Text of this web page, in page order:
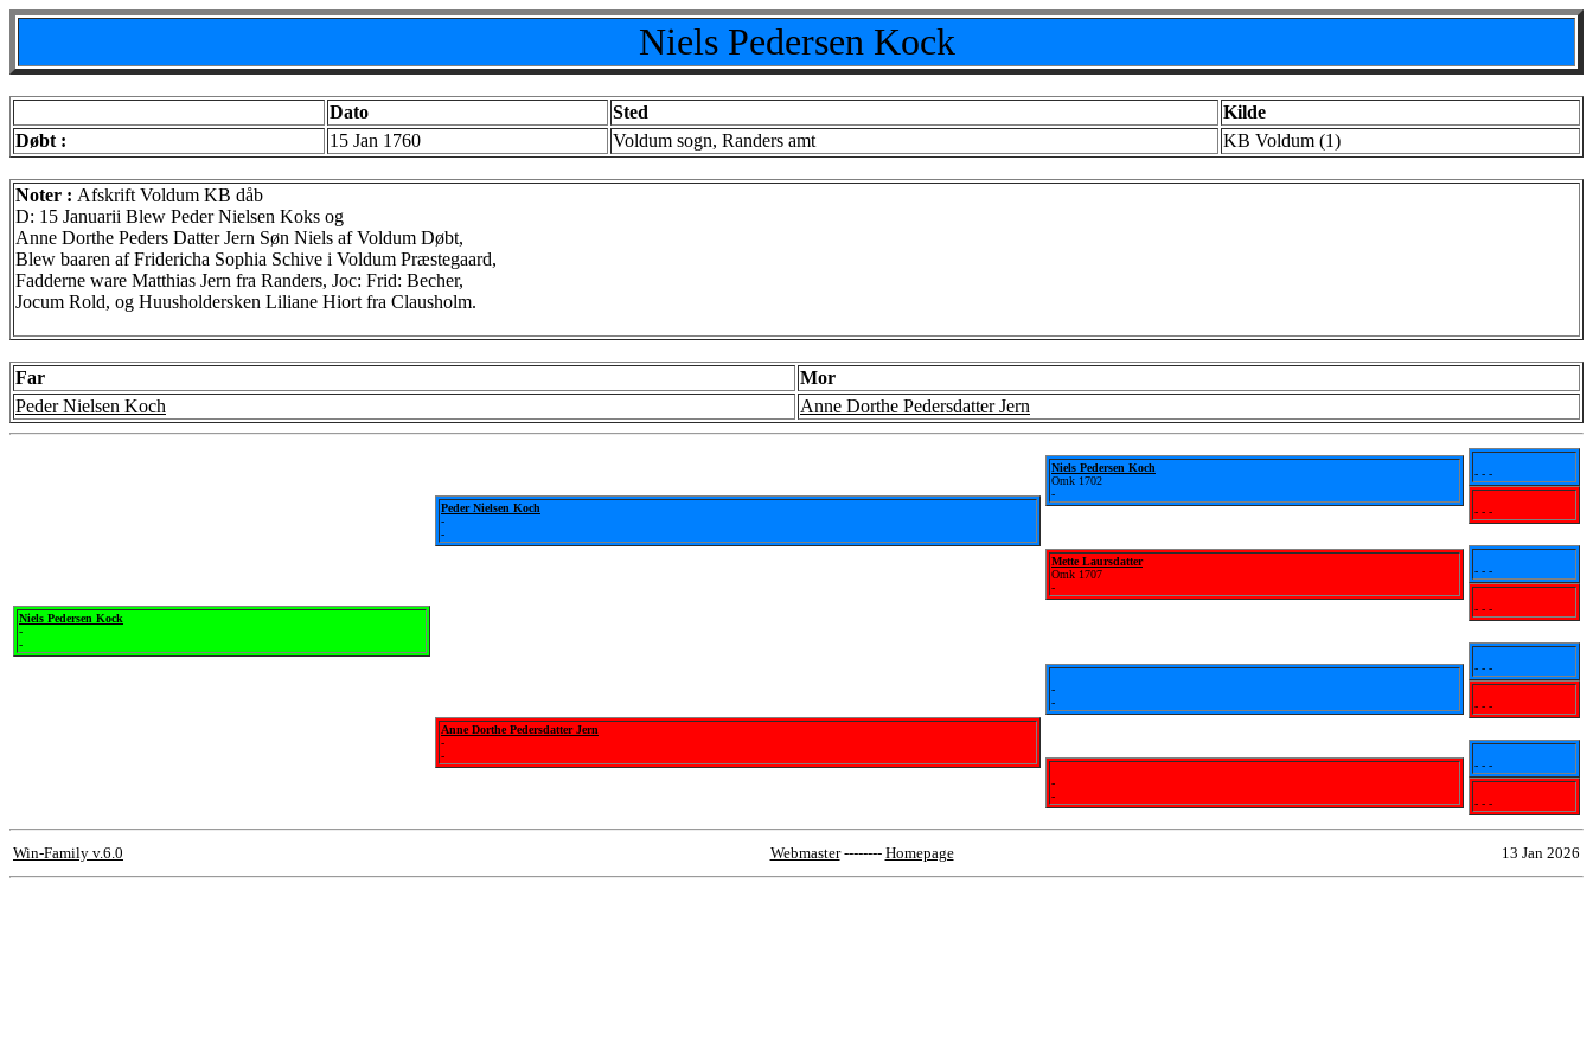
Niels Pedersen Kock
Dato Sted
Kilde
Døbt :
15 Jan 1760 Voldum sogn, Randers amt KB Voldum (1)
Noter : Afskrift Voldum KB dåb
D: 15 Januarii Blew Peder Nielsen Koks og
Anne Dorthe Peders Datter Jern Søn Niels af Voldum Døbt,
Blew baaren af Fridericha Sophia Schive i Voldum Præstegaard,
Fadderne ware Matthias Jern fra Randers, Joc: Frid: Becher,
Jocum Rold, og Huusholdersken Liliane Hiort fra Clausholm.
Far
Mor
Peder Nielsen Koch
Anne Dorthe Pedersdatter Jern
Niels Pedersen Kock
-
-
Peder Nielsen Koch
-
-
Anne Dorthe Pedersdatter Jern
-
-
Niels Pedersen Koch
Omk 1702
-
Mette Laursdatter
Omk 1707
-
-
-
-
-
- - -
- - -
- - -
- - -
- - -
- - -
- - -
- - -
Win-Family v.6.0 Webmaster-------- Homepage 13 Jan 2026